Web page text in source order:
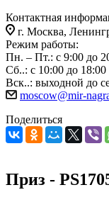
Контактная
г. Москва,
Режим работы:
Пн. – Пт.: с 9:00 до
Сб..: с 10:00 до 18:00
Вск..: выходной до
moscow@mir-
Поделиться
Приз -